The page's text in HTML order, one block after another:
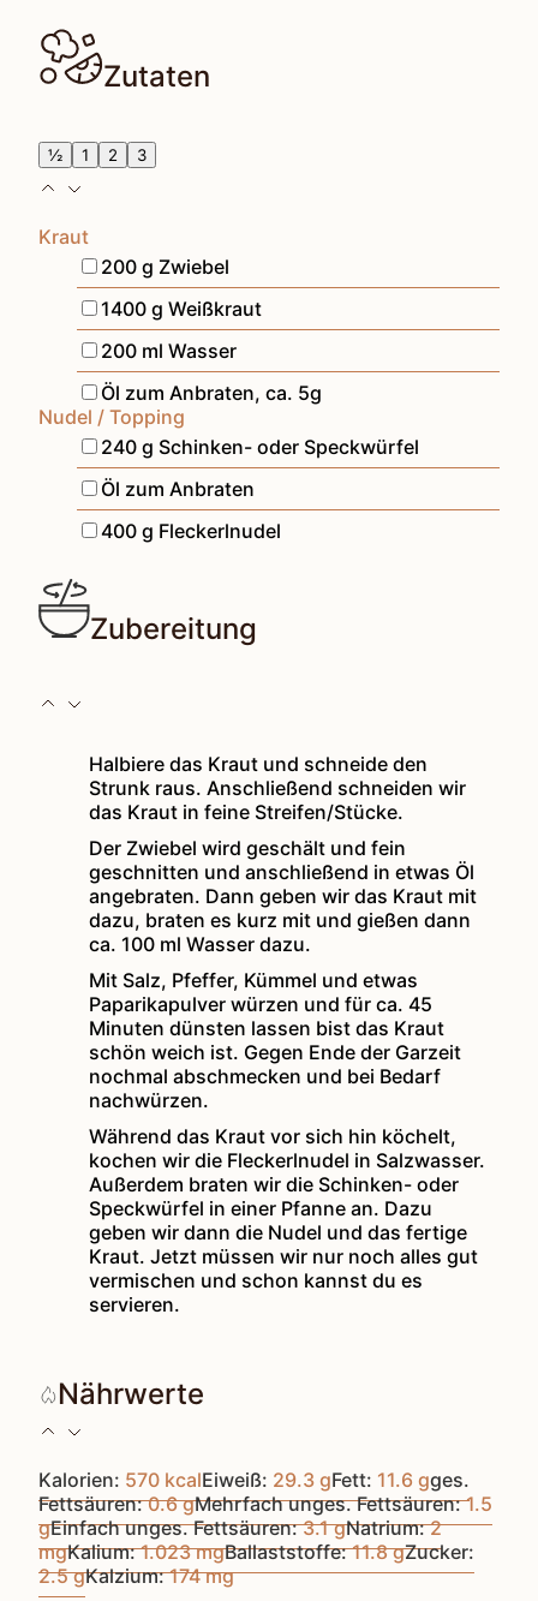
Zutaten
½ 1 2 3
Kraut
▢
200 g Zwiebel
▢
1400 g Weißkraut
▢
200 ml Wasser
▢
Öl zum Anbraten,ca. 5g
Nudel / Topping
▢
240 g Schinken- oder Speckwürfel
▢
Öl zum Anbraten
▢
400 g Fleckerlnudel
Zubereitung
Halbiere das Kraut und schneide den
Strunk raus. Anschließend schneiden wir
das Kraut in feine Streifen/Stücke.
Der Zwiebel wird geschält und fein
geschnitten und anschließend in etwas Öl
angebraten. Dann geben wir das Kraut mit
dazu, braten es kurz mit und gießen dann
ca. 100 ml Wasser dazu.
Mit Salz, Pfeffer, Kümmel und etwas
Paparikapulver würzen und für ca. 45
Minuten dünsten lassen bist das Kraut
schön weich ist. Gegen Ende der Garzeit
nochmal abschmecken und bei Bedarf
nachwürzen.
Während das Kraut vor sich hin köchelt,
kochen wir die Fleckerlnudel in Salzwasser.
Außerdem braten wir die Schinken- oder
Speckwürfel in einer Pfanne an. Dazu
geben wir dann die Nudel und das fertige
Kraut. Jetzt müssen wir nur noch alles gut
vermischen und schon kannst du es
servieren.
Nährwerte
Kalorien: 570 kcalEiweiß: 29.3 gFett: 11.6 gges.
Fettsäuren:0.6 gMehrfach unges. Fettsäuren:1.5
gEinfach unges. Fettsäuren:3.1 gNatrium:2
mgKalium:1.023 mgBallaststoffe:11.8 gZucker:
2.5 gKalzium:174 mg